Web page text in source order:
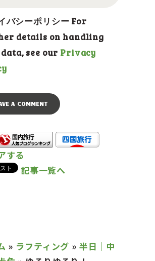
バシーポリシー For
details on handling
see our Privacy
する
記事一覧へ
» ラフティング » 半日｜中